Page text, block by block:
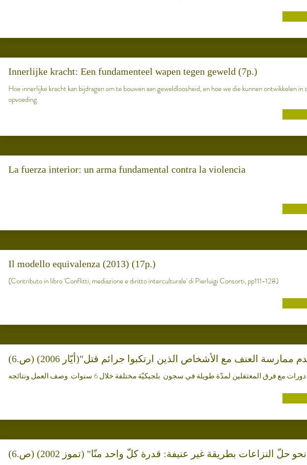
Innerlijke kracht: Een fundamenteel wapen tegen geweld (7p.)
Hoe innerlijke kracht kan bijdragen om te bouwen aan geweldloosheid, en hoe we die kunnen ontwikkelen
opvoeding.
La fuerza interior: un arma fundamental contra la violencia
Il modello equivalenza (2013) (17p.)
(Contributo in libro 'Conflitti, mediazione e diritto interculturale' di Pierluigi Consorti, pp111-128)